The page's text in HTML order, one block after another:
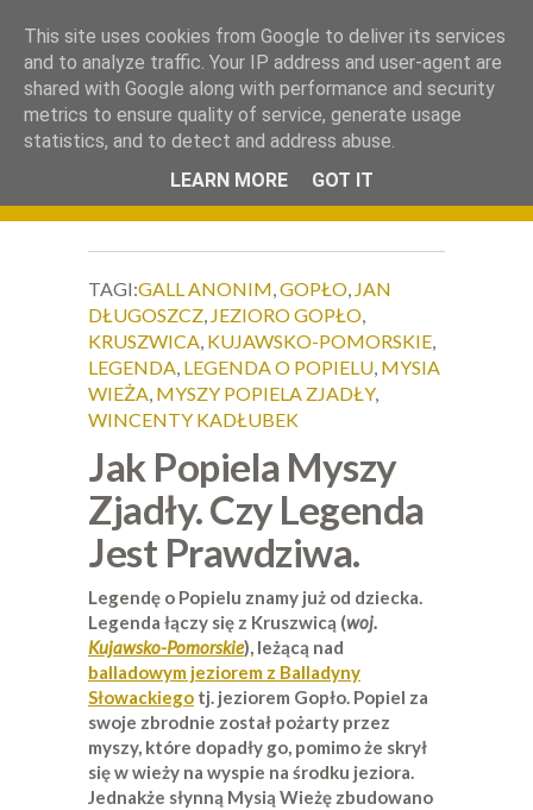
Okiem Obiektywu.
TAGI:GALL ANONIM,GOPŁO, JAN
DŁUGOSZCZ, JEZIORO GOPŁO,
KRUSZWICA, KUJAWSKO-POMORSKIE,
LEGENDA, LEGENDA O POPIELU, MYSIA
WIEŻA, MYSZY POPIELA ZJADŁY,
WINCENTY KADŁUBEK
Jak Popiela Myszy
Zjadły. Czy Legenda
Jest Prawdziwa.
Legendę o Popielu znamy już od dziecka.
Legenda łączy się z Kruszwicą (woj.
Kujawsko-Pomorskie), leżącą nad
balladowym jeziorem z Balladyny
Słowackiego tj. jeziorem Gopło. Popiel za
swoje zbrodnie został pożarty przez
myszy, które dopadły go, pomimo że skrył
się w wieży na wyspie na środku jeziora.
Jednakże słynną Mysią Wieżę zbudowano
This site uses cookies from Google to deliver its services
and to analyze traffic. Your IP address and user-agent are
shared with Google along with performance and security
metrics to ensure quality of service, generate usage
statistics, and to detect and address abuse.
LEARN MORE
GOT IT